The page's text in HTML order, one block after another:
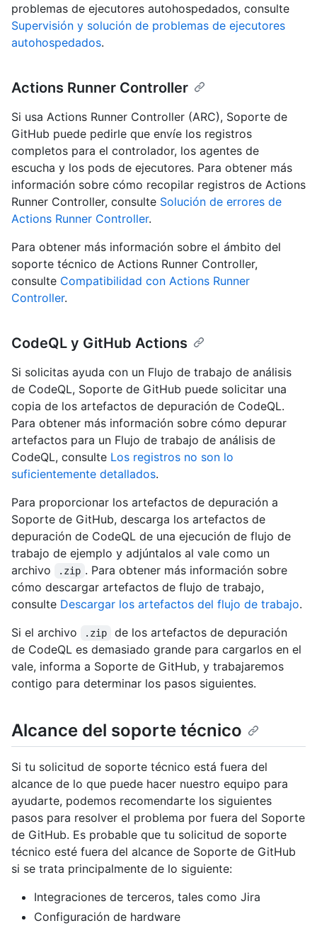
problemas de ejecutores autohospedados, consulte
Supervisión y solución de problemas de ejecutores
autohospedados.
Actions Runner Controller
Si usa Actions Runner Controller (ARC), Soporte de
GitHub puede pedirle que envíe los registros
completos para el controlador, los agentes de
escucha y los pods de ejecutores. Para obtener más
información sobre cómo recopilar registros de Actions
Runner Controller, consulte Solución de errores de
Actions Runner Controller.
Para obtener más información sobre el ámbito del
soporte técnico de Actions Runner Controller,
consulte Compatibilidad con Actions Runner
Controller.
CodeQL y GitHub Actions
Si solicitas ayuda con un Flujo de trabajo de análisis
de CodeQL, Soporte de GitHub puede solicitar una
copia de los artefactos de depuración de CodeQL.
Para obtener más información sobre cómo depurar
artefactos para un Flujo de trabajo de análisis de
CodeQL, consulte Los registros no son lo
suficientemente detallados.
Para proporcionar los artefactos de depuración a
Soporte de GitHub, descarga los artefactos de
depuración de CodeQL de una ejecución de flujo de
trabajo de ejemplo y adjúntalos al vale como un
archivo
.zip . Para obtener más información sobre
cómo descargar artefactos de flujo de trabajo,
consulte Descargar los artefactos del flujo de trabajo.
Si el archivo
.zip
de los artefactos de depuración
de CodeQL es demasiado grande para cargarlos en el
vale, informa a Soporte de GitHub, y trabajaremos
contigo para determinar los pasos siguientes.
Alcance del soporte técnico
Si tu solicitud de soporte técnico está fuera del
alcance de lo que puede hacer nuestro equipo para
ayudarte, podemos recomendarte los siguientes
pasos para resolver el problema por fuera del Soporte
de GitHub. Es probable que tu solicitud de soporte
técnico esté fuera del alcance de Soporte de GitHub
si se trata principalmente de lo siguiente:
Integraciones de terceros, tales como Jira
Configuración de hardware